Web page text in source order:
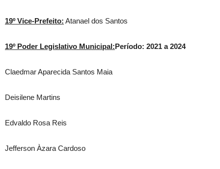
19º Vice-Prefeito: Atanael dos Santos
19º Poder Legislativo Municipal:Período: 2021 a 2024
Claedmar Aparecida Santos Maia
Deisilene Martins
Edvaldo Rosa Reis
Jefferson Àzara Cardoso